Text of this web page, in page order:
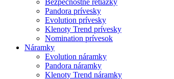
Bezpečnostné retiazky
Pandora prívesky
Evolution prívesky
Klenoty Trend prívesky
Nomination prívesok
Náramky
Evolution náramky
Pandora náramky
Klenoty Trend náramky